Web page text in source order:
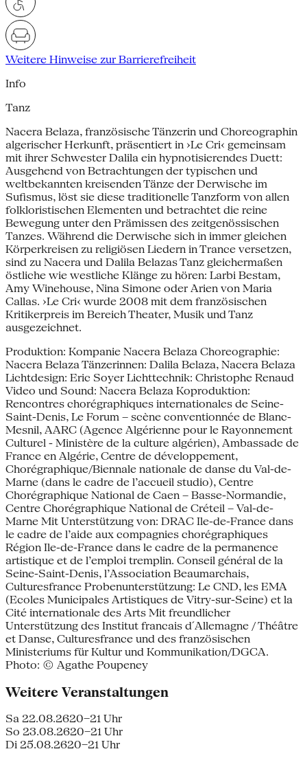
Weitere Hinweise zur Barrierefreiheit
Info
Tanz
Nacera Belaza, französische Tänzerin und Choreographin
algerischer Herkunft, präsentiert in ›Le Cri‹ gemeinsam
mit ihrer Schwester Dalila ein hypnotisierendes Duett:
Ausgehend von Betrachtungen der typischen und
weltbekannten kreisenden Tänze der Derwische im
Sufismus, löst sie diese traditionelle Tanzform von allen
folkloristischen Elementen und betrachtet die reine
Bewegung unter den Prämissen des zeitgenössischen
Tanzes. Während die Derwische sich in immer gleichen
Körperkreisen zu religiösen Liedern in Trance versetzen,
sind zu Nacera und Dalila Belazas Tanz gleichermaßen
östliche wie westliche Klänge zu hören: Larbi Bestam,
Amy Winehouse, Nina Simone oder Arien von Maria
Callas. ›Le Cri‹ wurde 2008 mit dem französischen
Kritikerpreis im Bereich Theater, Musik und Tanz
ausgezeichnet.
Produktion: Kompanie Nacera Belaza Choreographie:
Nacera Belaza Tänzerinnen: Dalila Belaza, Nacera Belaza
Lichtdesign: Eric Soyer Lichttechnik: Christophe Renaud
Video und Sound: Nacera Belaza Koproduktion:
Rencontres chorégraphiques internationales de Seine-
Saint-Denis, Le Forum – scène conventionnée de Blanc-
Mesnil, AARC (Agence Algérienne pour le Rayonnement
Culturel - Ministère de la culture algérien), Ambassade de
France en Algérie, Centre de développement,
Chorégraphique/Biennale nationale de danse du Val-de-
Marne (dans le cadre de l’accueil studio), Centre
Chorégraphique National de Caen – Basse-Normandie,
Centre Chorégraphique National de Créteil – Val-de-
Marne Mit Unterstützung von: DRAC Ile-de-France dans
le cadre de l’aide aux compagnies chorégraphiques
Région Ile-de-France dans le cadre de la permanence
artistique et de l’emploi tremplin. Conseil général de la
Seine-Saint-Denis, l’Association Beaumarchais,
Culturesfrance Probenunterstützung: Le CND, les EMA
(Ecoles Municipales Artistiques de Vitry-sur-Seine) et la
Cité internationale des Arts Mit freundlicher
Unterstützung des Institut francais d´Allemagne / Théâtre
et Danse, Culturesfrance und des französischen
Ministeriums für Kultur und Kommunikation/DGCA.
Photo: © Agathe Poupeney
Weitere Veranstaltungen
Sa 22.08.2620–21 Uhr
So 23.08.2620–21 Uhr
Di 25.08.2620–21 Uhr